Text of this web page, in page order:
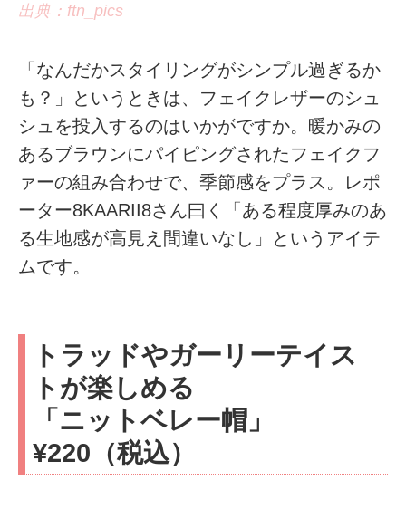
出典：ftn_pics
「なんだかスタイリングがシンプル過ぎるか
も？」というときは、フェイクレザーのシュ
シュを投入するのはいかがですか。暖かみの
あるブラウンにパイピングされたフェイクフ
ァーの組み合わせで、季節感をプラス。レポ
ーター8KAARII8さん曰く「ある程度厚みのあ
る生地感が高見え間違いなし」というアイテ
ムです。
トラッドやガーリーテイス
トが楽しめる
「ニットベレー帽」
¥220（税込）